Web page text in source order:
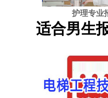
护理专业
适合男生